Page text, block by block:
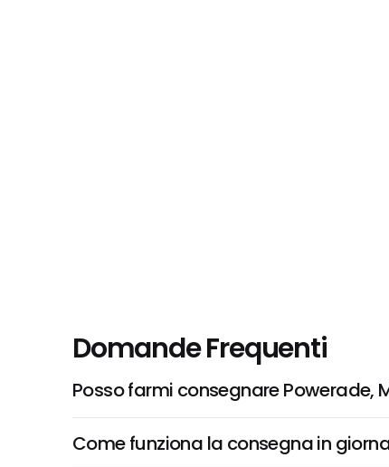
Domande Frequenti
Posso farmi consegnare Powerade,
Come funziona la consegna in